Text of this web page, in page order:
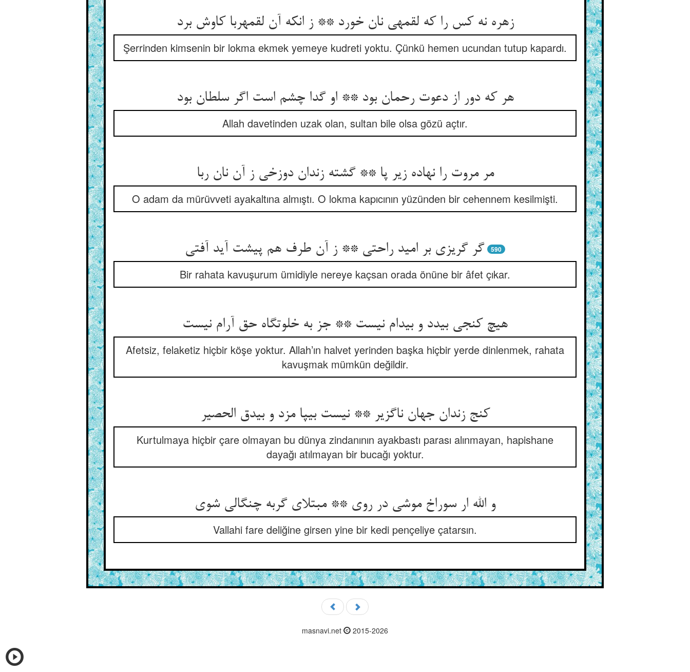
زهره نه کس را که لقمه‏ی نان خورد ** ز انکه آن لقمه‏ربا کاوش برد
Şerrinden kimsenin bir lokma ekmek yemeye kudreti yoktu. Çünkü hemen ucundan tutup kapardı.
هر که دور از دعوت رحمان بود ** او گدا چشم است اگر سلطان بود
Allah davetinden uzak olan, sultan bile olsa gözü açtır.
مر مروت را نهاده زیر پا ** گشته زندان دوزخی ز آن نان ربا
O adam da mürüvveti ayakaltına almıştı. O lokma kapıcının yüzünden bir cehennem kesilmişti.
گر گریزی بر امید راحتی ** ز آن طرف هم پیشت آید آفتی‏ 590
Bir rahata kavuşurum ümidiyle nereye kaçsan orada önüne bir âfet çıkar.
هیچ کنجی بی‏دد و بی‏دام نیست ** جز به خلوت‏گاه حق آرام نیست‏
Afetsiz, felaketiz hiçbir köşe yoktur. Allah’ın halvet yerinden başka hiçbir yerde dinlenmek, rahata
kavuşmak mümkün değildir.
کنج زندان جهان ناگزیر ** نیست بی‏پا مزد و بی‏دق الحصیر
Kurtulmaya hiçbir çare olmayan bu dünya zindanının ayakbastı parası alınmayan, hapishane
dayağı atılmayan bir bucağı yoktur.
و الله ار سوراخ موشی در روی ** مبتلای گربه چنگالی شوی‏
Vallahi fare deliğine girsen yine bir kedi pençeliye çatarsın.
masnavi.net 2015-2026